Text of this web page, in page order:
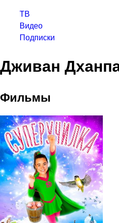
ТВ
Видео
Подписки
Дживан
Фильмы